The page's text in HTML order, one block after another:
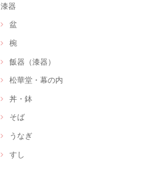
漆器
盆
椀
飯器（漆器）
松華堂・幕の内
丼・鉢
そば
うなぎ
すし